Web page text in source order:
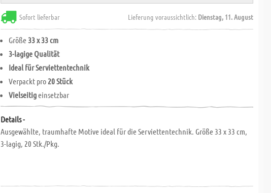
Sofort lieferbar Lieferung voraussichtlich: Dienstag, 11. August
Größe 33 x 33 cm
3-lagige Qualität
Ideal für Serviettentechnik
Verpackt pro20 Stück
Vielseitigeinsetzbar
Details -
Ausgewählte, traumhafte Motive ideal für die Serviettentechnik. Größe 33 x 33 cm,
3-lagig, 20 Stk./Pkg.